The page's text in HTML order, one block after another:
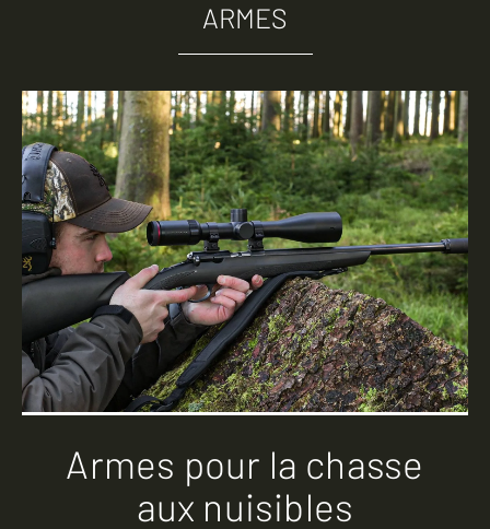
ARMES
Armes pour la chasse
aux nuisibles